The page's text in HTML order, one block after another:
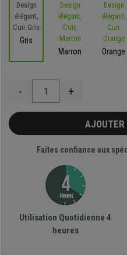
Gris
Marron
Orange
- +
AJOUTER
Faites confiance aux
Utilisation Quotidienne 4
heures